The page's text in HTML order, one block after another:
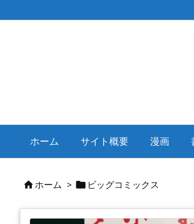
ホーム サイト概要 漫画
ホーム >  ビッグコミックス